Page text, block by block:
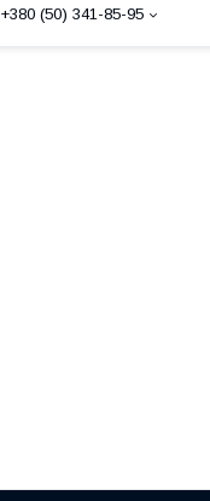
+380 (50) 341-85-95